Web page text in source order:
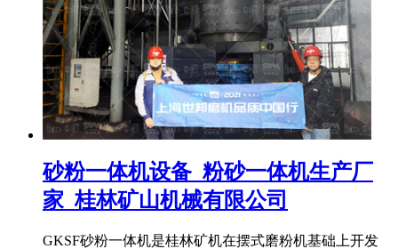
砂粉一体机设备_粉砂一体机生产厂
家_桂林矿山机械有限公司
GKSF砂粉一体机是桂林矿机在摆式磨粉机基础上开发